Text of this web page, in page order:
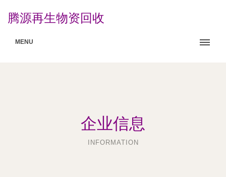
腾源再生物资回收
MENU
企业信息
INFORMATION